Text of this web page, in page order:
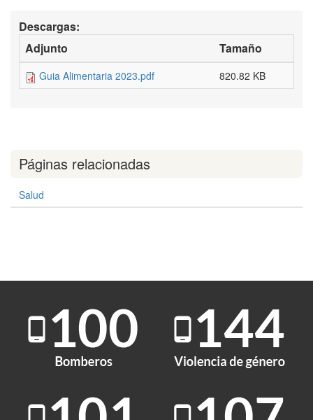
Descargas:
Adjunto
Tamaño
Guia Alimentaria 2023.pdf 820.82 KB
Páginas relacionadas
Salud